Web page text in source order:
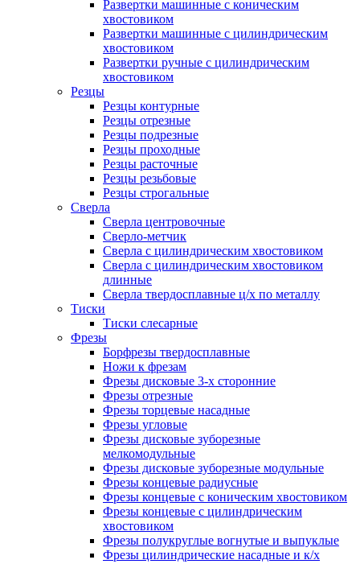
Развертки машинные с коническим
хвостовиком
Развертки машинные с цилиндрическим
хвостовиком
Развертки ручные с цилиндрическим
хвостовиком
Резцы
Резцы контурные
Резцы отрезные
Резцы подрезные
Резцы проходные
Резцы расточные
Резцы резьбовые
Резцы строгальные
Сверла
Сверла центровочные
Сверло-метчик
Сверла с цилиндрическим хвостовиком
Сверла с цилиндрическим хвостовиком
длинные
Сверла твердосплавные ц/х по металлу
Тиски
Тиски слесарные
Фрезы
Борфрезы твердосплавные
Ножи к фрезам
Фрезы дисковые 3-х сторонние
Фрезы отрезные
Фрезы торцевые насадные
Фрезы угловые
Фрезы дисковые зуборезные
мелкомодульные
Фрезы дисковые зуборезные модульные
Фрезы концевые радиусные
Фрезы концевые с коническим хвостовиком
Фрезы концевые с цилиндрическим
хвостовиком
Фрезы полукруглые вогнутые и выпуклые
Фрезы цилиндрические насадные и к/х